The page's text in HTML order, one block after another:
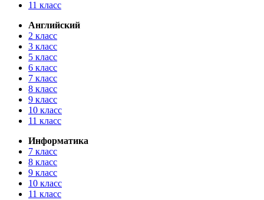
11 класс
Английский
2 класс
3 класс
5 класс
6 класс
7 класс
8 класс
9 класс
10 класс
11 класс
Информатика
7 класс
8 класс
9 класс
10 класс
11 класс